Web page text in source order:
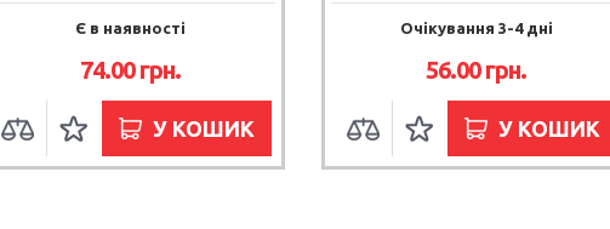
Є в наявності
74.00 грн.
У КОШИК
Очікування 3-4 дні
56.00 грн.
У КОШИК